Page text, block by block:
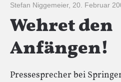
Stefan Niggemeier, 20. Februar
Wehret den
Anfängen!
Pressesprecher bei